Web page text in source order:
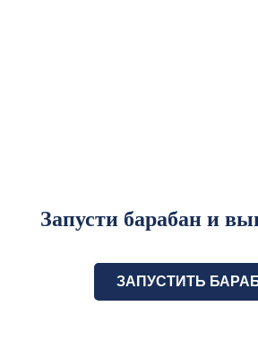
Запусти барабан и
ЗАПУСТИТЬ